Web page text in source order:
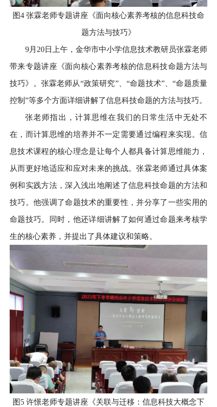
图4 张霖老师专题讲座《面向核心素养考核的信息科技命
题方法与技巧》
9月20日上午，金华市中小学信息技术教研员张霖老师
带来专题讲座《面向核心素养考核的信息科技命题方法与
技巧》。张霖老师从“政策研究”、“命题技术”、“命题质量
控制”等多个方面详细讲解了信息科技命题的方法与技巧。
张老师指出，计算思维在我们的日常生活中无处不
在，而计算思维的培养并不一定需要通过编程来实现。信
息技术课程的核心理念是让每个人都具备计算思维能力，
从而更好地适应和应对未来的挑战。张霖老师通过具体案
例和实践方法，深入浅出地阐述了信息科技命题的方法和
技巧。他强调了命题技术的重要性，并分享了一些实用的
命题技巧。同时，他还详细讲解了如何通过命题来考核学
生的核心素养，并提出了具体建议和策略。
图5 许憬老师专题讲座《关联与迁移：信息科技大概念下